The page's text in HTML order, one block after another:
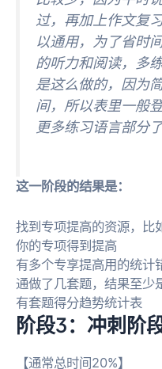
过，再加上作文复
以通用，为了省时
的听力和阅读，多
是这么做的，因为
间，所以表里一般
更多练习语言部分了
这一阶段的结果是：
找到专项提高的资源，比
你的专项得到提高
有多个专享提高用的统计
通做了几套题，结果至少
有套题得分趋势统计表
阶段3：冲刺阶
【通常总时间20%】